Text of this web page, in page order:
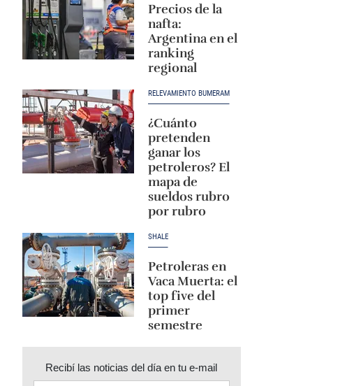
Precios de la
nafta:
Argentina en el
ranking
regional
RELEVAMIENTO BUMERAM
¿Cuánto
pretenden
ganar los
petroleros? El
mapa de
sueldos rubro
por rubro
SHALE
Petroleras en
Vaca Muerta: el
top five del
primer
semestre
Recibí las noticias del día en tu e-mail